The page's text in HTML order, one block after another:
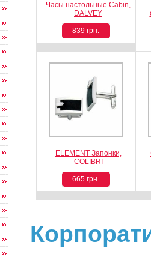
Часы настольные Cabin,
DALVEY
839 грн.
ELEMENT Запонки,
COLIBRI
665 грн.